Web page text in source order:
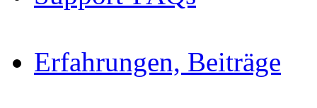
Erfahrungen, Beiträge